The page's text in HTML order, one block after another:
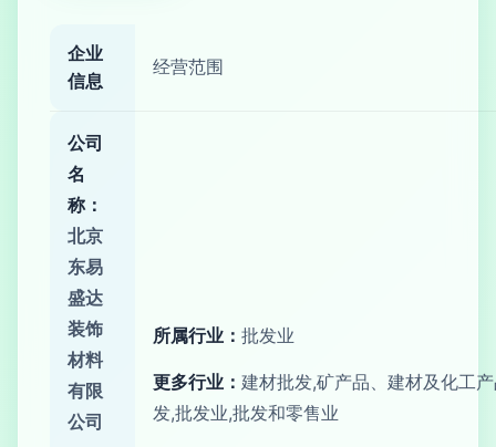
企业
信息
经营范围
公司
名
称：
北京
东易
盛达
装饰
材料
有限
公司
所属行业： 批发业
更多行业： 建材批发,矿产品、建材及化工
发,批发业,批发和零售业